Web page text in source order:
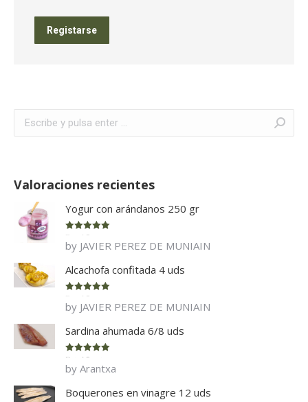
Registarse
Valoraciones recientes
Yogur con arándanos 250 gr
Rated 5
of 5
by JAVIER PEREZ DE MUNIAIN
Alcachofa confitada 4 uds
Rated 5
of 5
by JAVIER PEREZ DE MUNIAIN
Sardina ahumada 6/8 uds
Rated 5
of 5
by Arantxa
Boquerones en vinagre 12 uds